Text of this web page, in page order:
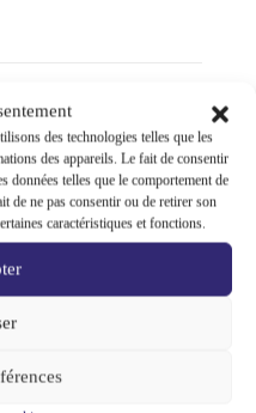
des technologies telles que les
des appareils. Le fait de consentir
données telles que le comportement de
de ne pas consentir ou de retirer son
caractéristiques et fonctions.